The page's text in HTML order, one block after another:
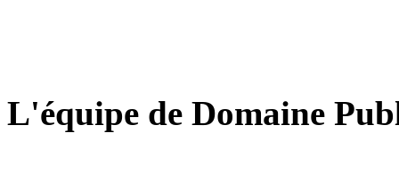
L'équipe de Domaine